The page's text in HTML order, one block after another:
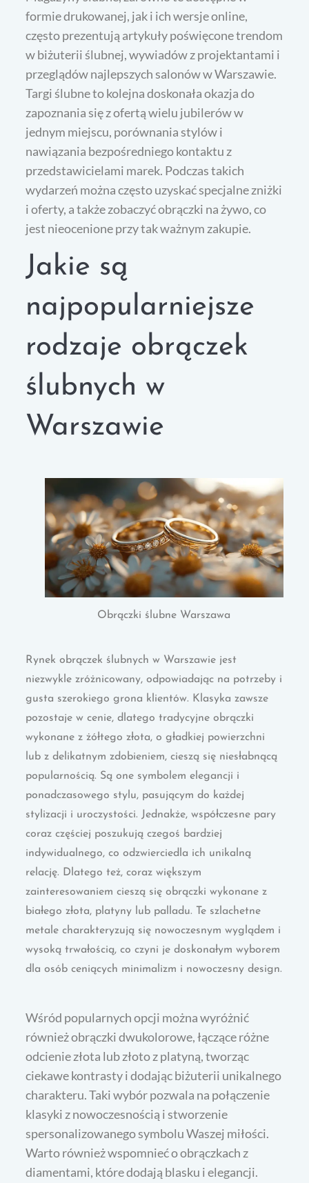
formie drukowanej, jak i ich wersje online,
często prezentują artykuły poświęcone trendom
w biżuterii ślubnej, wywiadów z projektantami i
przeglądów najlepszych salonów w Warszawie.
Targi ślubne to kolejna doskonała okazja do
zapoznania się z ofertą wielu jubilerów w
jednym miejscu, porównania stylów i
nawiązania bezpośredniego kontaktu z
przedstawicielami marek. Podczas takich
wydarzeń można często uzyskać specjalne zniżki
i oferty, a także zobaczyć obrączki na żywo, co
jest nieocenione przy tak ważnym zakupie.
Jakie są
najpopularniejsze
rodzaje obrączek
ślubnych w
Warszawie
Obrączki ślubne Warszawa
Rynek obrączek ślubnych w Warszawie jest
niezwykle zróżnicowany, odpowiadając na potrzeby i
gusta szerokiego grona klientów. Klasyka zawsze
pozostaje w cenie, dlatego tradycyjne obrączki
wykonane z żółtego złota, o gładkiej powierzchni
lub z delikatnym zdobieniem, cieszą się niesłabnącą
popularnością. Są one symbolem elegancji i
ponadczasowego stylu, pasującym do każdej
stylizacji i uroczystości. Jednakże, współczesne pary
coraz częściej poszukują czegoś bardziej
indywidualnego, co odzwierciedla ich unikalną
relację. Dlatego też, coraz większym
zainteresowaniem cieszą się obrączki wykonane z
białego złota, platyny lub palladu. Te szlachetne
metale charakteryzują się nowoczesnym wyglądem i
wysoką trwałością, co czyni je doskonałym wyborem
dla osób ceniących minimalizm i nowoczesny design.
Wśród popularnych opcji można wyróżnić
również obrączki dwukolorowe, łączące różne
odcienie złota lub złoto z platyną, tworząc
ciekawe kontrasty i dodając biżuterii unikalnego
charakteru. Taki wybór pozwala na połączenie
klasyki z nowoczesnością i stworzenie
spersonalizowanego symbolu Waszej miłości.
Warto również wspomnieć o obrączkach z
diamentami, które dodają blasku i elegancji.